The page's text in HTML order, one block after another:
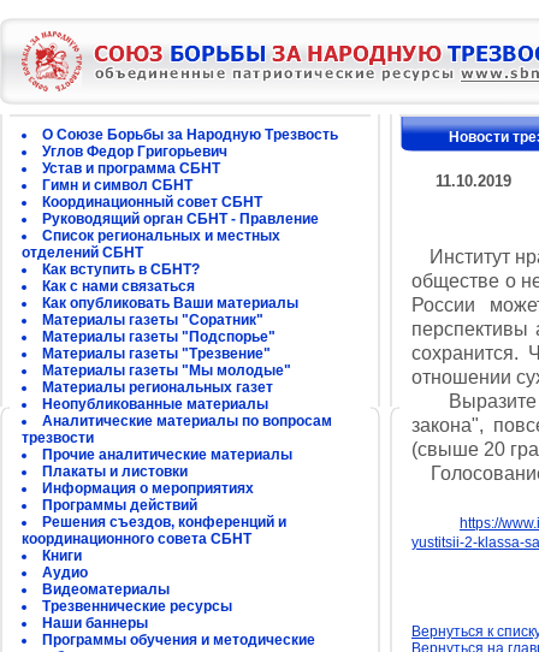
О Союзе Борьбы за Народную Трезвость
Углов Федор Григорьевич
Устав и программа СБНТ
Гимн и символ СБНТ
Координационный совет СБНТ
Руководящий орган СБНТ - Правление
Список региональных и местных
отделений СБНТ
Как вступить в СБНТ?
Как с нами связаться
Как опубликовать Ваши материалы
Материалы газеты "Соратник"
Материалы газеты "Подспорье"
Материалы газеты "Трезвение"
Материалы газеты "Мы молодые"
Материалы региональных газет
Неопубликованные материалы
Аналитические материалы по вопросам
трезвости
Прочие аналитические материалы
Плакаты и листовки
Информация о мероприятиях
Программы действий
Решения съездов, конференций и
координационного совета СБНТ
Книги
Аудио
Видеоматериалы
Трезвеннические ресурсы
Наши баннеры
Программы обучения и методические
Новости
11.10.2019
Институт
обществе о
России
перспективы
сохранится.
отношении
Выразите
закона",
(свыше 20
https://
yustitsii-2-klassa-
Вернуться к
Вернуться на